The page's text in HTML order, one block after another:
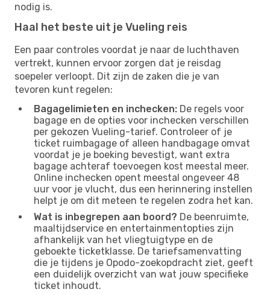
nodig is.
Haal het beste uit je Vueling reis
Een paar controles voordat je naar de luchthaven
vertrekt, kunnen ervoor zorgen dat je reisdag
soepeler verloopt. Dit zijn de zaken die je van
tevoren kunt regelen:
Bagagelimieten en inchecken: De regels voor
bagage en de opties voor inchecken verschillen
per gekozen Vueling-tarief. Controleer of je
ticket ruimbagage of alleen handbagage omvat
voordat je je boeking bevestigt, want extra
bagage achteraf toevoegen kost meestal meer.
Online inchecken opent meestal ongeveer 48
uur voor je vlucht, dus een herinnering instellen
helpt je om dit meteen te regelen zodra het kan.
Wat is inbegrepen aan boord? De beenruimte,
maaltijdservice en entertainmentopties zijn
afhankelijk van het vliegtuigtype en de
geboekte ticketklasse. De tariefsamenvatting
die je tijdens je Opodo-zoekopdracht ziet, geeft
een duidelijk overzicht van wat jouw specifieke
ticket inhoudt.